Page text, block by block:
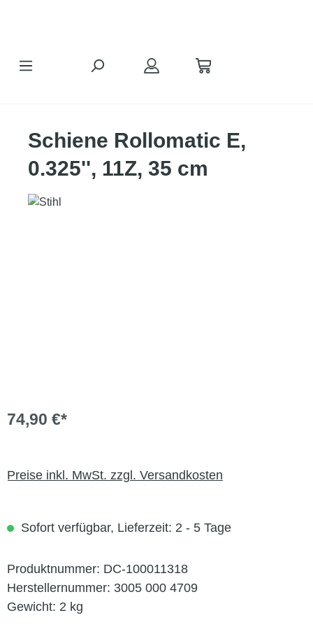
Schiene Rollomatic E,
0.325'', 11Z, 35 cm
74,90 €*
Preise inkl. MwSt. zzgl. Versandkosten
Sofort verfügbar, Lieferzeit: 2 - 5 Tage
Produktnummer: DC-100011318
Herstellernummer: 3005 000 4709
Gewicht: 2 kg